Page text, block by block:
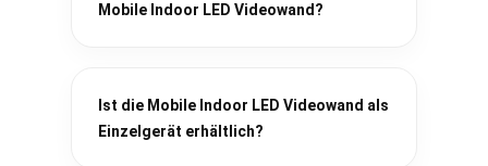
Mobile Indoor LED Videowand?
Ist die Mobile Indoor LED Videowand als
Einzelgerät erhältlich?